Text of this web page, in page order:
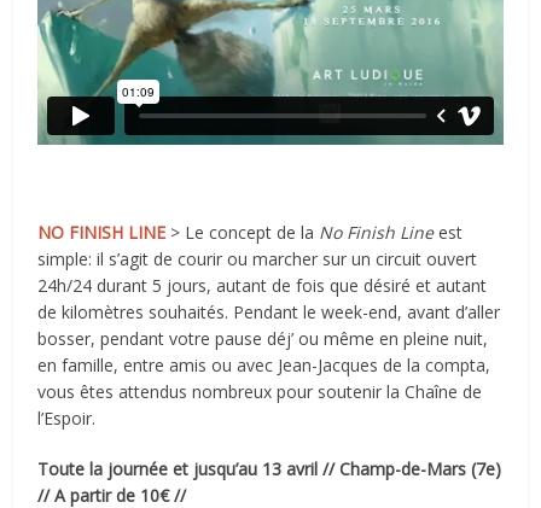
NO FINISH LINE > Le concept de la No Finish Lineest
simple: il s’agit de courir ou marcher sur un circuit ouvert
24h/24 durant 5 jours, autant de fois que désiré et autant
de kilomètres souhaités. Pendant le week-end, avant d’aller
bosser, pendant votre pause déj’ ou même en pleine nuit,
en famille, entre amis ou avec Jean-Jacques de la compta,
vous êtes attendus nombreux pour soutenir la Chaîne de
l’Espoir.
Toute la journée et jusqu’au 13 avril // Champ-de-Mars (7e)
// A partir de 10€ //